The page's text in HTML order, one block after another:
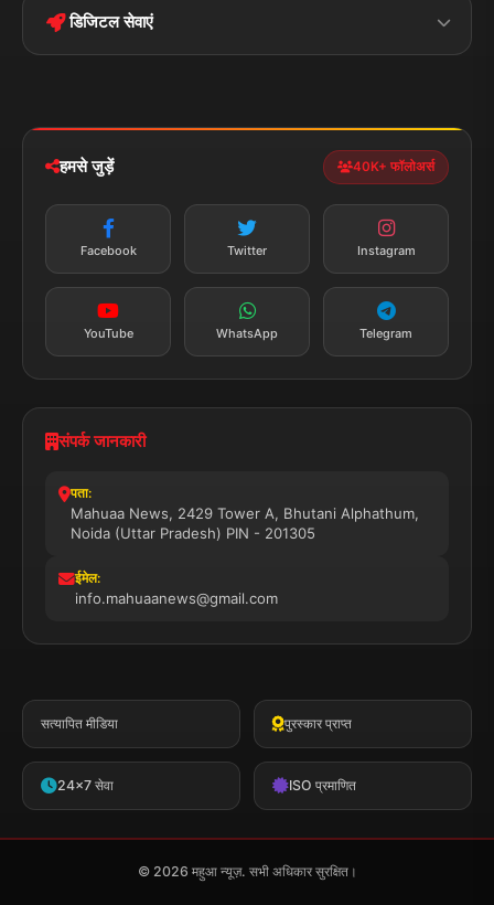
Privacy Policy
पॉलिटिकल झारखण्ड
डिजिटल सेवाएं
न्यूज़ अलर्ट
तत्काल अपडेट
सब्सक्राइब करें
हमसे जुड़ें 40K+ फॉलोअर्स
Facebook Twitter Instagram
YouTube WhatsApp Telegram
संपर्क जानकारी
पता:
Mahuaa News, 2429 Tower A, Bhutani Alphathum,
Noida (Uttar Pradesh) PIN - 201305
ईमेल:
info.mahuaanews@gmail.com
सत्यापित मीडिया पुरस्कार प्राप्त
24x7 सेवा ISO प्रमाणित
© 2026 महुआ न्यूज़. सभी अधिकार सुरक्षित।